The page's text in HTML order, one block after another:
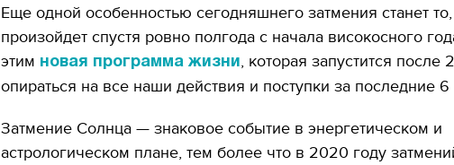
Еще одной особенностью сегодняшнего затмения станет
произойдет спустя ровно полгода с начала високосного
этим новая программа жизни, которая запустится после
опираться на все наши действия и поступки за последние
Затмение Солнца — знаковое событие в энергетическом и
астрологическом плане, тем более что в 2020 году